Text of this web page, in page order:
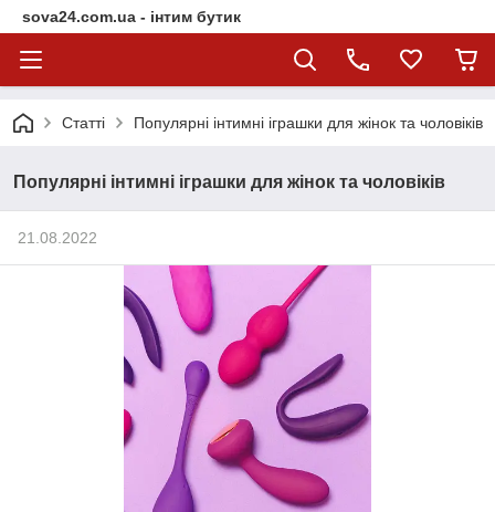
sova24.com.ua - інтим бутик
Статті Популярні інтимні іграшки для жінок та чоловіків
Популярні інтимні іграшки для жінок та чоловіків
21.08.2022